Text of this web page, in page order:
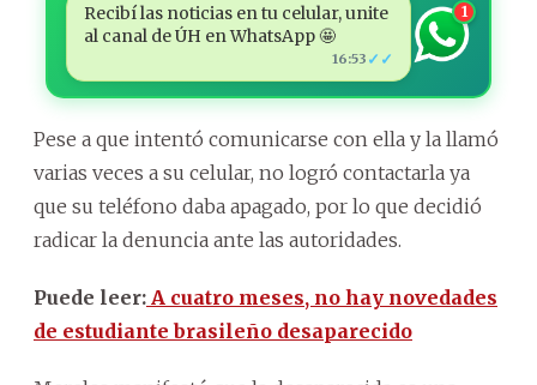
Recibí las noticias en tu celular, unite
al canal de ÚH en WhatsApp 🤩
16:53 ✓✓
1
Pese a que intentó comunicarse con ella y la llamó
varias veces a su celular, no logró contactarla ya
que su teléfono daba apagado, por lo que decidió
radicar la denuncia ante las autoridades.
Puede leer: A cuatro meses, no hay novedades
de estudiante brasileño desaparecido